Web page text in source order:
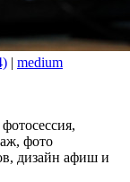
| medium
фото
дизайн афиш и